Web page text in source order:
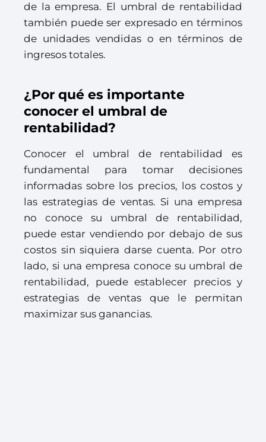
de la empresa. El umbral de rentabilidad
también puede ser expresado en términos
de unidades vendidas o en términos de
ingresos totales.
¿Por qué es importante
conocer el umbral de
rentabilidad?
Conocer el umbral de rentabilidad es
fundamental para tomar decisiones
informadas sobre los precios, los costos y
las estrategias de ventas. Si una empresa
no conoce su umbral de rentabilidad,
puede estar vendiendo por debajo de sus
costos sin siquiera darse cuenta. Por otro
lado, si una empresa conoce su umbral de
rentabilidad, puede establecer precios y
estrategias de ventas que le permitan
maximizar sus ganancias.